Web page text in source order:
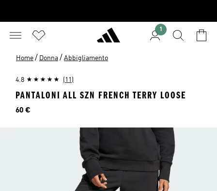
1
Home / Donna / Abbigliamento
4.8 (11)
PANTALONI ALL SZN FRENCH TERRY LOOSE
Prezzo
60 €